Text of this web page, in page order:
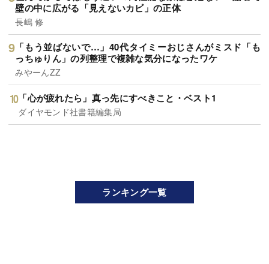
壁の中に広がる「見えないカビ」の正体
長嶋 修
「もう並ばないで…」40代タイミーおじさんがミスド「も
っちゅりん」の列整理で複雑な気分になったワケ
みやーんZZ
「心が疲れたら」真っ先にすべきこと・ベスト1
ダイヤモンド社書籍編集局
ランキング一覧